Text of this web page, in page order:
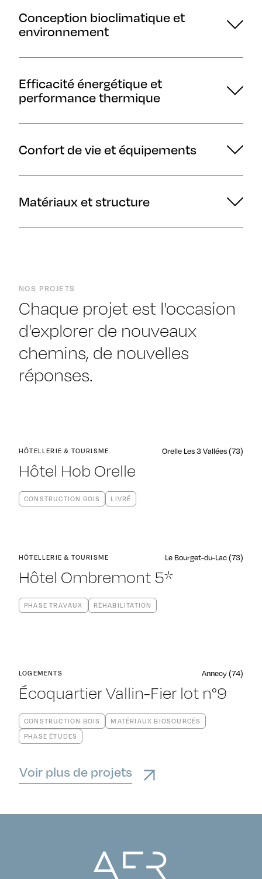
Conception bioclimatique et
environnement
Efficacité énergétique et
performance thermique
Confort de vie et équipements
Matériaux et structure
NOS PROJETS
Chaque projet est l'occasion
d'explorer de nouveaux
chemins, de nouvelles
réponses.
HÔTELLERIE & TOURISME Le Bourget-du-Lac (73)
Hôtel Ombremont 5*
PHASE TRAVAUX RÉHABILITATION
HÔTELLERIE & TOURISME Orelle Les 3 Vallées (73)
Hôtel Hob Orelle
CONSTRUCTION BOIS LIVRÉ
LOGEMENTS Annecy (74)
Écoquartier Vallin-Fier lot n°9
CONSTRUCTION BOIS
MATÉRIAUX BIOSOURCÉS
PHASE ÉTUDES
Voir plus de projets